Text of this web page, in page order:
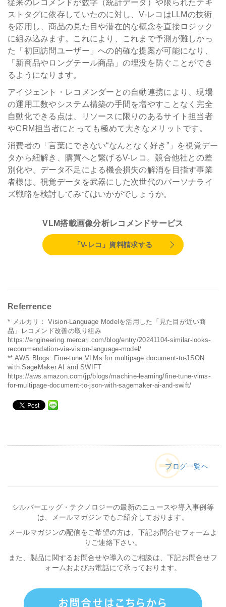
ストタグに依存していたのに対し、V-レコはLLMの技術
を応用し、商品の見た目や潜在的な概念を直接ロジック
に組み込みます。これにより、これまで予測が難しかっ
た「初回訪問ユーザー」への的確な提案が可能になり、
「新商品やロングテール商品」の埋没を防ぐことができ
るようになります。
アイジェント・レコメンダーとの自動連携により、現場
の運用工数やシステム構築の手間を増やすことなく完全
自動化できる点は、リソースに限りのあるサイト担当者
やCRM担当者にとっても極めて大きなメリットです。
消費者の「言葉にできない“なんとなく好き”」を視覚デー
タから紐解き、購買へと繋げるV-レコ。競合他社との差
別化や、データ不足による機会損失の解消を目指す事業
者様は、視覚データを武器にした次世代のパーソナライ
ズ戦略を検討してみてはいかがでしょうか。
VLM搭載画像分析レコメンドサービス
「V-レコ」資料請求する
Referrence
* メルカリ： Vision-Language Modelを活用した「見た目が近い商
品」レコメンド改善の取り組み
https://engineering.mercari.com/blog/entry/20241104-similar-looks-
recommendation-via-vision-language-model/
** AWS Blogs: Fine-tune VLMs for multipage document-to-JSON
with SageMaker AI and SWIFT
https://aws.amazon.com/jp/blogs/machine-learning/fine-tune-vlms-
for-multipage-document-to-json-with-sagemaker-ai-and-swift/
ブログ一覧へ
シルバーエッグ・テクノロジーの最新のニュースや導入事例等
は、メールマガジンでもご紹介しております。
メールマガジンの配信をご希望の方は、下記お問合せフォームよ
りご連絡下さい。
また、製品に関するお問合せや導入のご相談は、下記お問合せフ
ォームおよびお電話にて承っております。